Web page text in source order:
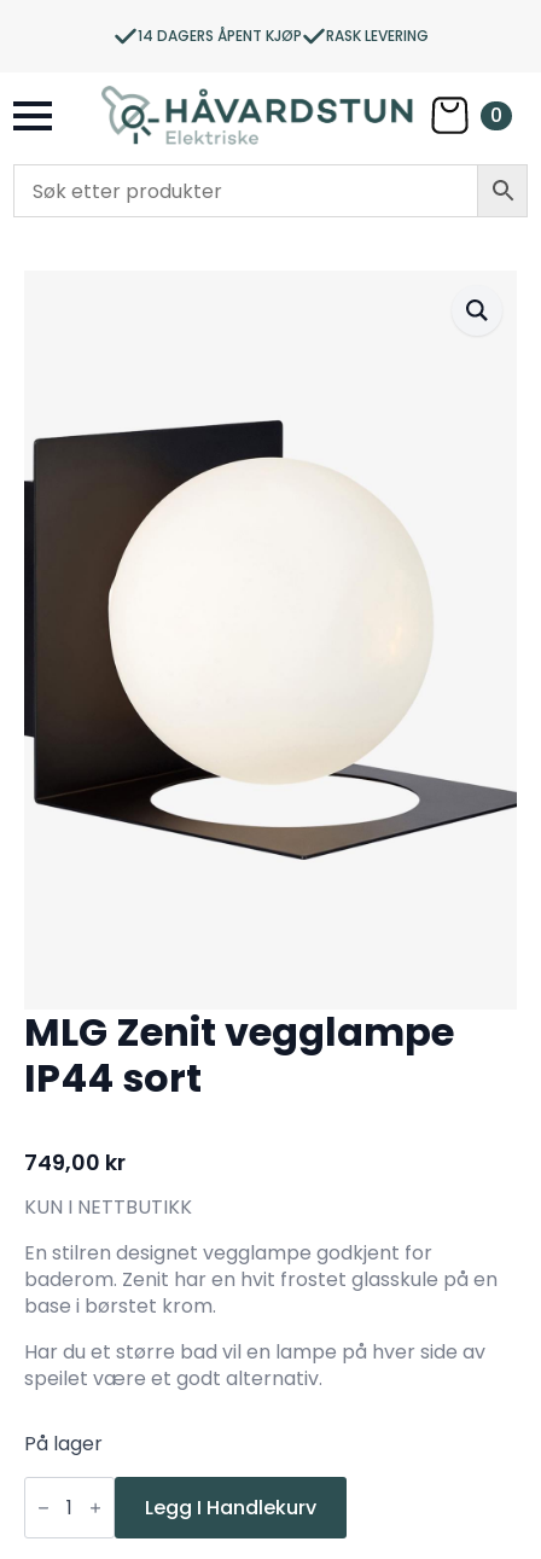
14 DAGERS ÅPENT KJØP RASK LEVERING
0
MLG Zenit vegglampe
IP44 sort
749,00 kr
KUN I NETTBUTIKK
En stilren designet vegglampe godkjent for
baderom. Zenit har en hvit frostet glasskule på en
base i børstet krom.
Har du et større bad vil en lampe på hver side av
speilet være et godt alternativ.
På lager
MLG
Zenit
vegglampe
IP44
Legg I Handlekurv